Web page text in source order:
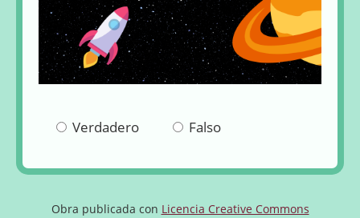
Verdadero Falso
Obra publicada con Licencia Creative Commons